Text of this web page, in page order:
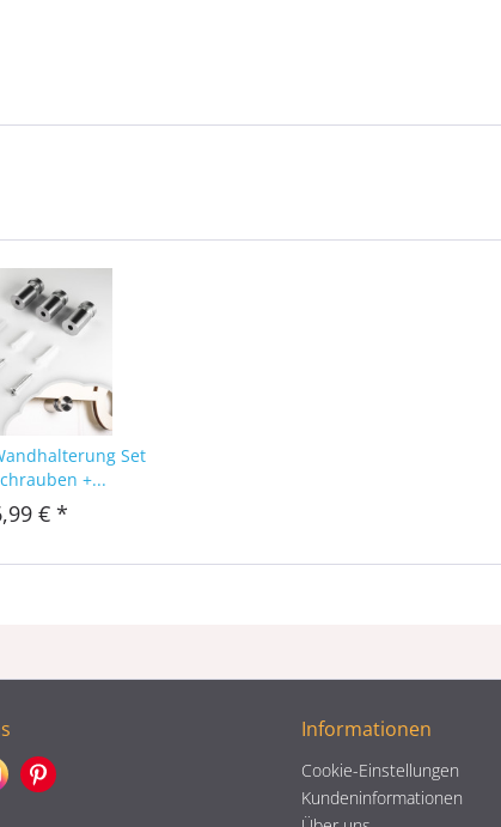
Set
+...
€ *
Informationen
Cookie-Einstellungen
Kundeninformationen